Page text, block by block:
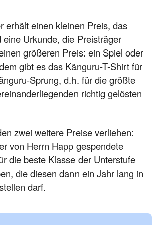
erhält einen kleinen Preis, das
eine Urkunde, die Preisträger
größeren Preis: ein Spiel oder
gibt es das Känguru-T-Shirt für
Sprung, d.h. für die größte
richtig gelösten
zwei weitere Preise verliehen:
von Herrn Happ gespendete
die beste Klasse der Unterstufe
die diesen dann ein Jahr lang in
darf.